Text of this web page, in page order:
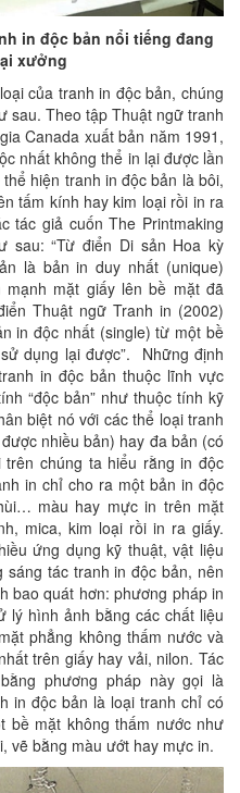
in độc bản nổi tiếng đang
xưởng
của tranh in độc bản, chúng
sau. Theo tập Thuật ngữ tranh
Canada xuất bản năm 1991,
nhất không thể in lại được lần
hiện tranh in độc bản là bôi,
tấm kính hay kim loại rồi in ra
tác giả cuốn The Printmaking
sau: “Từ điển Di sản Hoa kỳ
là bản in duy nhất (unique)
mặt giấy lên bề mặt đã
Thuật ngữ Tranh in (2002)
in độc nhất (single) từ một bề
dụng lại được”. Những định
in độc bản thuộc lĩnh vực
“độc bản” như thuộc tính kỹ
biệt nó với các thể loại tranh
nhiều bản) hay đa bản (có
chúng ta hiểu rằng in độc
in chỉ cho ra một bản in độc
màu hay mực in trên mặt
mica, kim loại rồi in ra giấy.
ứng dụng kỹ thuật, vật liệu
tác tranh in độc bản, nên
bao quát hơn: phương pháp in
lý hình ảnh bằng các chất liệu
phẳng không thấm nước và
trên giấy hay vải, nilon. Tác
phương pháp này gọi là
in độc bản là loại tranh chỉ có
bề mặt không thấm nước như
vẽ bằng màu ướt hay mực in.